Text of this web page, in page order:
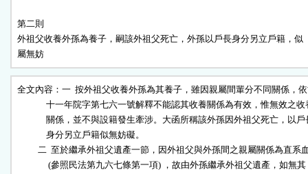
第二則
外祖父收養外孫為養子，嗣該外祖父死亡，外孫以戶長身分另立戶籍，似
屬無妨
全文內容：一  按外祖父收養外孫為其養子，雖因親屬間輩分不同關係，
十一年院字第七六一號解釋不能認其收養關係為有效，惟無效之收
關係，並不與設籍發生牽涉。大函所稱該外孫因外祖父死亡，以戶
              身分另立戶籍似無妨礙。
二  至於繼承外祖父遺產一節，因外祖父與外孫間之親屬關係為直系
               (參照民法第九六七條第一項) ，故由外孫繼承外祖父遺產，如無其